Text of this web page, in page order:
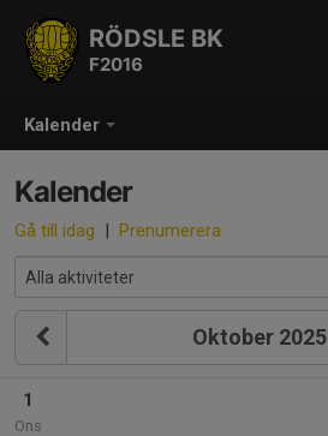
Kalender
RÖDSLE BK
F2016
Kalender
Gå till idag | Prenumerera
Oktober 2025
1
Ons